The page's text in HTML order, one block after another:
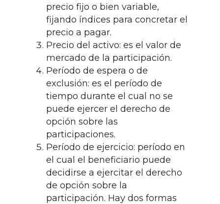
precio fijo o bien variable,
fijando índices para concretar el
precio a pagar.
Precio del activo: es el valor de
mercado de la participación.
Período de espera o de
exclusión: es el período de
tiempo durante el cual no se
puede ejercer el derecho de
opción sobre las
participaciones.
Período de ejercicio: período en
el cual el beneficiario puede
decidirse a ejercitar el derecho
de opción sobre la
participación. Hay dos formas